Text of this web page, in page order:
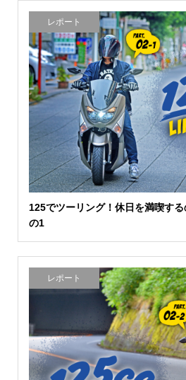
レポート
125でツーリング！休日を満喫す
の1
レポート